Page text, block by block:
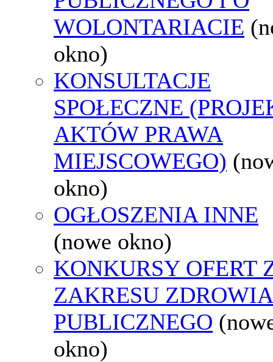
WOLONTARIACIE
okno)
KONSULTACJE
SPOŁECZNE
AKTÓW PRAWA
MIEJSCOWEGO)
okno)
OGŁOSZENIA INNE
(nowe okno)
KONKURSY OFERT
ZAKRESU ZDROWIA
PUBLICZNEGO
okno)